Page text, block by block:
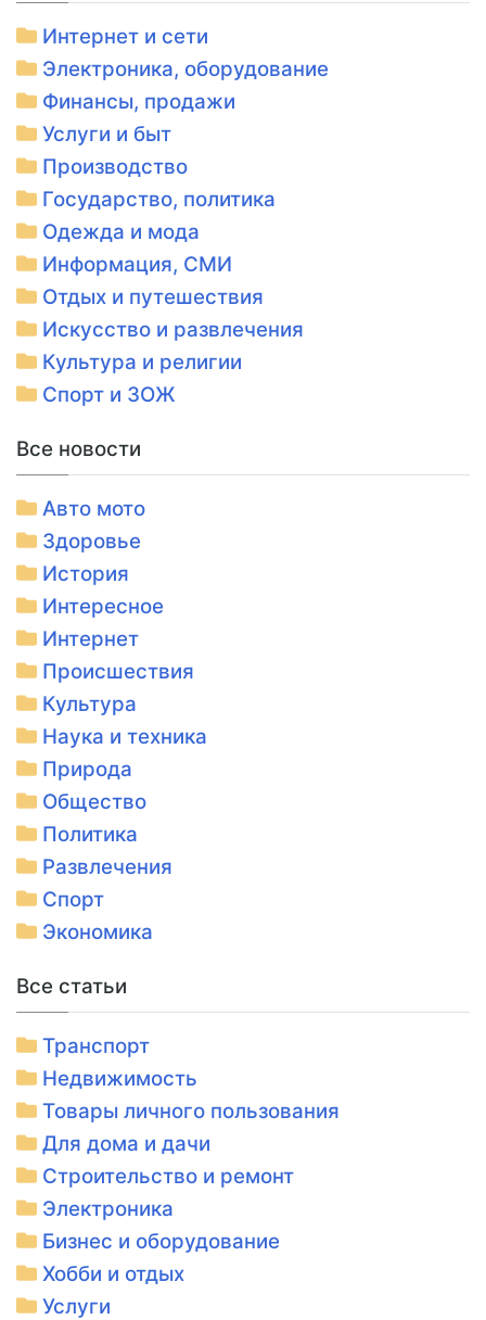
Интернет и сети
Электроника, оборудование
Финансы, продажи
Услуги и быт
Производство
Государство, политика
Одежда и мода
Информация, СМИ
Отдых и путешествия
Искусство и развлечения
Культура и религии
Спорт и ЗОЖ
Все новости
Авто мото
Здоровье
История
Интересное
Интернет
Происшествия
Культура
Наука и техника
Природа
Общество
Политика
Развлечения
Спорт
Экономика
Все статьи
Транспорт
Недвижимость
Товары личного пользования
Для дома и дачи
Строительство и ремонт
Электроника
Бизнес и оборудование
Хобби и отдых
Услуги